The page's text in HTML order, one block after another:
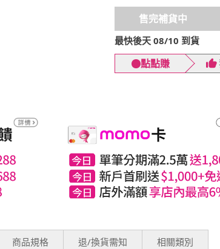
售完補貨中
最快後天 08/10 到貨
點點賺
商品規格 退/換貨需知 相關類別